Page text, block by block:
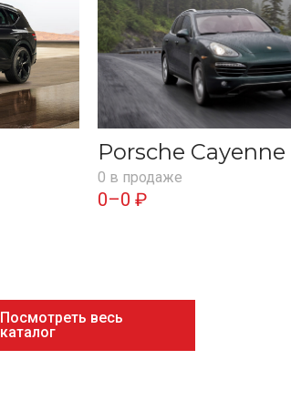
Porsche Cayenne
0 в продаже
0–0 ₽
Посмотреть весь
каталог